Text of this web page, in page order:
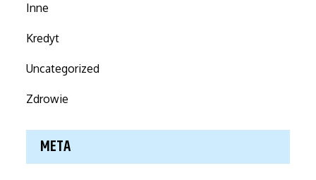
Inne
Kredyt
Uncategorized
Zdrowie
META